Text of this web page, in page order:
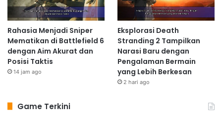
Rahasia Menjadi Sniper
Mematikan di Battlefield 6
dengan Aim Akurat dan
Posisi Taktis
14 jam ago
Eksplorasi Death
Stranding 2 Tampilkan
Narasi Baru dengan
Pengalaman Bermain
yang Lebih Berkesan
2 hari ago
Game Terkini